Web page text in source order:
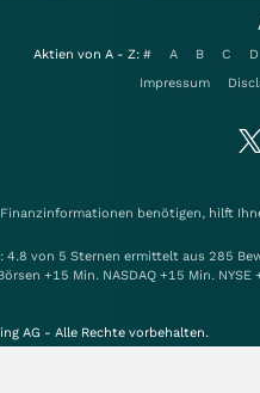
Aktien von A - Z: # A B C D
Impressum
benötigen, hilft
von 5 Sternen ermittelt aus 285
+15 Min. NASDAQ +15 Min.
AG - Alle Rechte vorbehalten.